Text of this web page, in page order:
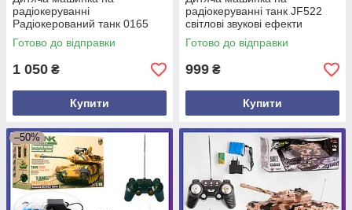
радіокеруванні
Радіокерований танк 0165
рухома вежа
Готово до відправки
1 050 ₴
Купити
радіокеруванні танк JF522
світлові звукові ефекти
Готово до відправки
999 ₴
Купити
–50%